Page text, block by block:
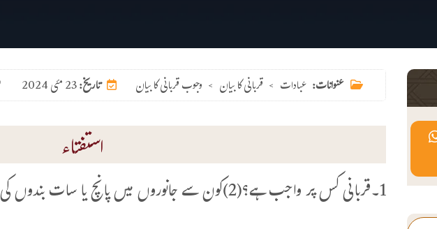
تاریخ:23 مئی 2024 عنوانات: عبادات > قربانی کا بیان > وجوب قربانی کا بیان
استفتاء
1۔قربانی کس پر واجب ہے؟(2)کون سے جانوروں میں پانچ یا سات بندوں کی حصص کےاعتبار سے قربانی کی جاسکتی ہے؟